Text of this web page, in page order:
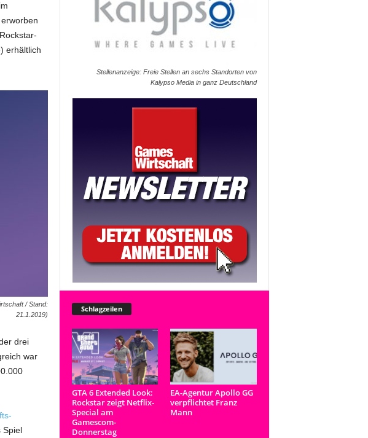
erhältlich
/ Stand:
21.1.2019)
drei
war
Spiel
Stellenanzeige: Freie Stellen an sechs Standorten von
Kalypso Media in ganz Deutschland
Schlagzeilen
GTA 6 Extended Look:
Rockstar zeigt Netflix-
Special am
Gamescom-
Donnerstag
EA-Agentur Apollo GG
verpflichtet Franz
Mann